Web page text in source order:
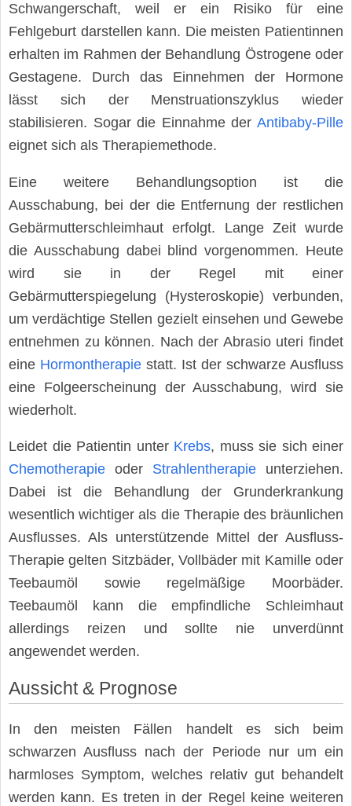
Schwangerschaft, weil er ein Risiko für eine
Fehlgeburt darstellen kann. Die meisten Patientinnen
erhalten im Rahmen der Behandlung Östrogene oder
Gestagene. Durch das Einnehmen der Hormone
lässt sich der Menstruationszyklus wieder
stabilisieren. Sogar die Einnahme der Antibaby-Pille
eignet sich als Therapiemethode.
Eine weitere Behandlungsoption ist die
Ausschabung, bei der die Entfernung der restlichen
Gebärmutterschleimhaut erfolgt. Lange Zeit wurde
die Ausschabung dabei blind vorgenommen. Heute
wird sie in der Regel mit einer
Gebärmutterspiegelung (Hysteroskopie) verbunden,
um verdächtige Stellen gezielt einsehen und Gewebe
entnehmen zu können. Nach der Abrasio uteri findet
eine Hormontherapie statt. Ist der schwarze Ausfluss
eine Folgeerscheinung der Ausschabung, wird sie
wiederholt.
Leidet die Patientin unter Krebs, muss sie sich einer
Chemotherapie oder Strahlentherapie unterziehen.
Dabei ist die Behandlung der Grunderkrankung
wesentlich wichtiger als die Therapie des bräunlichen
Ausflusses. Als unterstützende Mittel der Ausfluss-
Therapie gelten Sitzbäder, Vollbäder mit Kamille oder
Teebaumöl sowie regelmäßige Moorbäder.
Teebaumöl kann die empfindliche Schleimhaut
allerdings reizen und sollte nie unverdünnt
angewendet werden.
Aussicht & Prognose
In den meisten Fällen handelt es sich beim
schwarzen Ausfluss nach der Periode nur um ein
harmloses Symptom, welches relativ gut behandelt
werden kann. Es treten in der Regel keine weiteren